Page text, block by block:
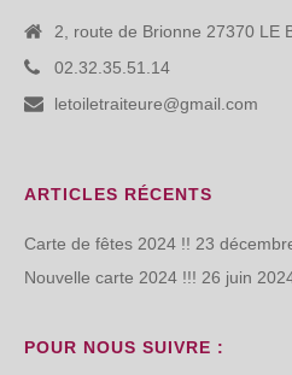
2, route de Brionne 27370 LE
02.32.35.51.14
letoiletraiteure@gmail.com
ARTICLES RÉCENTS
Carte de fêtes 2024 !! 23
Nouvelle carte 2024 !!! 26 juin
POUR NOUS SUIVRE :